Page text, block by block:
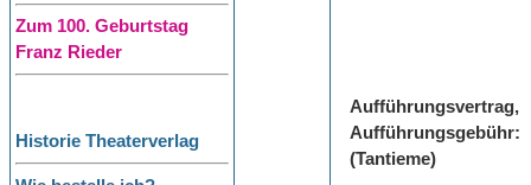
Zum 100. Geburtstag
Franz Rieder
Historie Theaterverlag
Aufführungsvertrag,
Aufführungsgebühr:
(Tantieme)